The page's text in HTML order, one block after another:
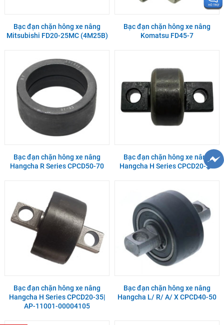
Bạc đạn chặn hông xe nâng
Mitsubishi FD20-25MC (4M25B)
Bạc đạn chặn hông xe nâng
Komatsu FD45-7
Bạc đạn chặn hông xe nâng
Hangcha R Series CPCD50-70
Bạc đạn chặn hông xe nâng
Hangcha H Series CPCD20-35
Bạc đạn chặn hông xe nâng
Hangcha H Series CPCD20-35|
AP-11001-00004105
Bạc đạn chặn hông xe nâng
Hangcha L/ R/ A/ X CPCD40-50